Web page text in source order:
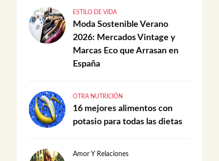
ESTILO DE VIDA
Moda Sostenible Verano
2026: Mercados Vintage y
Marcas Eco que Arrasan en
España
OTRA NUTRICIÓN
16 mejores alimentos con
potasio para todas las dietas
Amor Y Relaciones